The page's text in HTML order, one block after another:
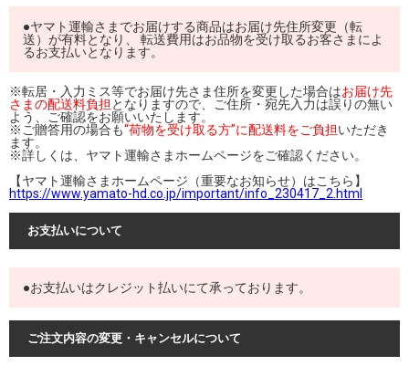
●ヤマト運輸さまでお届けする商品はお届け先住所変更（転
送）が有料となり、 転送費用はお品物を受け取るお客さまによ
るお支払いとなります。
※転居・入力ミス等でお届け先さま住所を変更した場合はお届け先
さまの配送料負担 となりますので、ご住所・宛先入力は誤りの無い
よう、ご確認をお願いいたします。
※ご贈答用の場合も“荷物を受け取る方”に配送料をご負担いただき
ます。
※詳しくは、ヤマト運輸さまホームページをご確認ください。
【ヤマト運輸さまホームページ（重要なお知らせ）はこちら】
https://www.yamato-hd.co.jp/important/info_230417_2.html
お支払いについて
●お支払いはクレジット払いにて承っております。
ご注文内容の変更・キャンセルについて